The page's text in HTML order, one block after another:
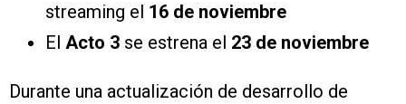
streaming el 16 de noviembre
El Acto 3 se estrena el 23 de noviembre
Durante una actualización de desarrollo de